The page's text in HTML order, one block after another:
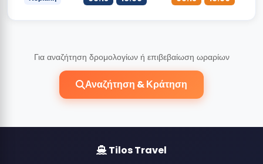
Για αναζήτηση δρομολογίων ή επιβεβαίωση ωραρίων
Αναζήτηση & Κράτηση
Tilos Travel